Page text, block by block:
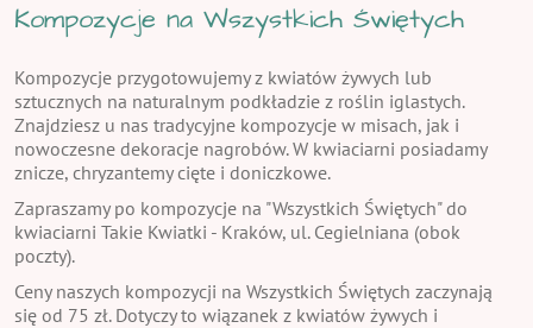
Kompozycje na Wszystkich Świętych
Kompozycje przygotowujemy z kwiatów żywych lub
sztucznych na naturalnym podkładzie z roślin iglastych.
Znajdziesz u nas tradycyjne kompozycje w misach, jak i
nowoczesne dekoracje nagrobów. W kwiaciarni posiadamy
znicze, chryzantemy cięte i doniczkowe.
Zapraszamy po kompozycje na "Wszystkich Świętych" do
kwiaciarni Takie Kwiatki - Kraków, ul. Cegielniana (obok
poczty).
Ceny naszych kompozycji na Wszystkich Świętych zaczynają
się od 75 zł. Dotyczy to wiązanek z kwiatów żywych i